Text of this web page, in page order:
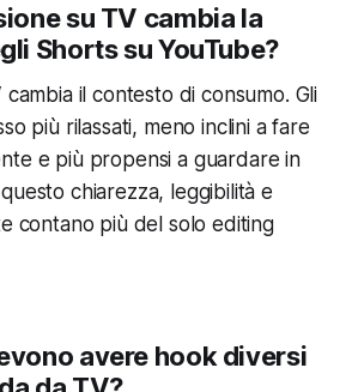
su TV cambia la
Shorts su YouTube?
cambia il contesto di consumo. Gli
più rilassati, meno inclini a fare
e più propensi a guardare in
chiarezza, leggibilità e
contano più del solo editing
avere hook diversi